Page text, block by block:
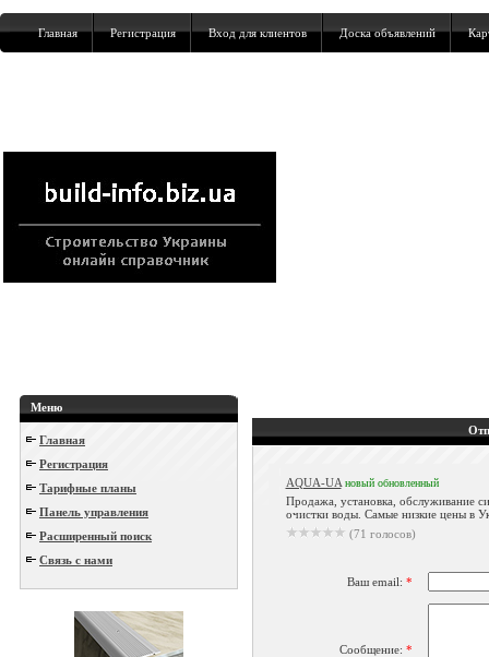
Главная Регистрация Вход для клиентов Доска объявлений
Меню
Главная
Регистрация
Тарифные планы
Панель управления
Расширенный поиск
Связь с нами
AQUA-UA новый обновленный
Продажа, установка, обслуживание
очистки воды. Самые низкие цены в
(71 голосов)
Ваш email: *
Сообщение: *